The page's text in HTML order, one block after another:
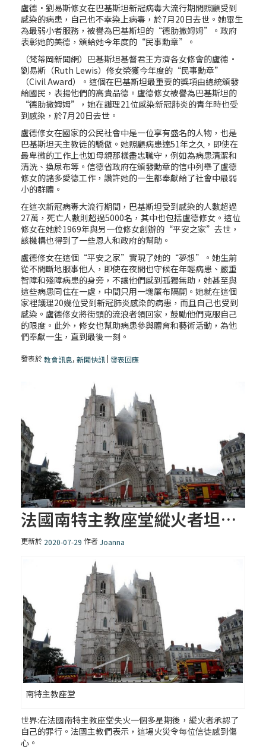
盧德·劉易斯修女在巴基斯坦新冠病毒大流行期間照顧受到
感染的病患，自己也不幸染上病毒，於7月20日去世。她畢生
為最弱小者服務，被譽為巴基斯坦的“德肋撒姆姆”。政府
表彰她的美德，頒給她今年度的“民事勳章”。
（梵蒂岡新聞網）巴基斯坦基督君王方濟各女修會的盧德·
劉易斯（Ruth Lewis）修女榮獲今年度的“民事勳章”
（Civil Award）。這個在巴基斯坦最重要的獎項由總統頒發
給國民，表揚他們的高貴品德。盧德修女被譽為巴基斯坦的
“德肋撒姆姆”，她在護理21位感染新冠肺炎的青年時也受
到感染，於7月20日去世。
盧德修女在國家的公民社會中是一位享有盛名的人物，也是
巴基斯坦天主教徒的驕傲。她照顧病患達51年之久，即使在
最卑微的工作上也如母親那樣盡忠職守，例如為病患清潔和
清洗、換尿布等。信德省政府在頒發勳章的信中列舉了盧德
修女的諸多愛德工作，讚許她的一生都奉獻給了社會中最弱
小的群體。
在這次新冠病毒大流行期間，巴基斯坦受到感染的人數超過
27萬，死亡人數則超過5000名，其中也包括盧德修女。這位
修女在她於1969年與另一位修女創辦的“平安之家”去世，
該機構也得到了一些恩人和政府的幫助。
盧德修女在這個“平安之家”實現了她的“夢想”。她生前
從不間斷地服事他人，即使在夜間也守候在年輕病患、嚴重
智障和殘障病患的身旁，不讓他們感到孤獨無助，她甚至與
這些病患同住在一處，中間只用一塊簾布隔開。她就在這個
家裡護理20幾位受到新冠肺炎感染的病患，而且自己也受到
感染。盧德修女將街頭的流浪者領回家，鼓勵他們克服自己
的限度。此外，修女也幫助病患參與體育和藝術活動，為他
們奉獻一生，直到最後一刻。
發表於教會訊息,新聞快訊|發表回應
法國南特主教座堂縱火者坦承犯案
更新於 2020-07-29 作者 Joanna
南特主教座堂
世界:在法國南特主教座堂失火一個多星期後，縱火者承認了
自己的罪行。法國主教們表示，這場火災令每位信徒感到傷
心。